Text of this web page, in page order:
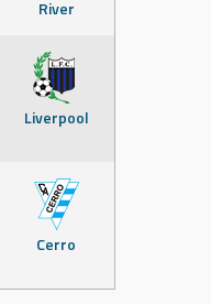
River
Liverpool
Cerro